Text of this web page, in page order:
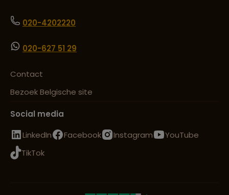
020-4202220
020-627 51 29
Contact
Bezoek Belgische site
Social media
LinkedIn
Facebook Instagram
YouTube
TikTok